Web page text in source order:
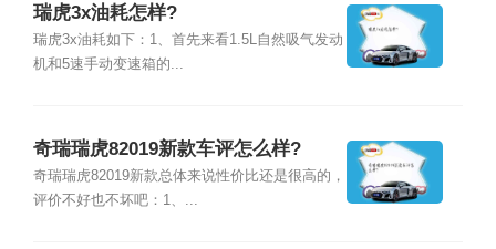
瑞虎3x油耗怎样?
瑞虎3x油耗如下：1、首先来看1.5L自然吸气发动
机和5速手动变速箱的...
奇瑞瑞虎82019新款车评怎么样?
奇瑞瑞虎82019新款总体来说性价比还是很高的，
评价不好也不坏吧：1、...